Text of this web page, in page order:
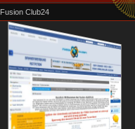
Fusion Club24